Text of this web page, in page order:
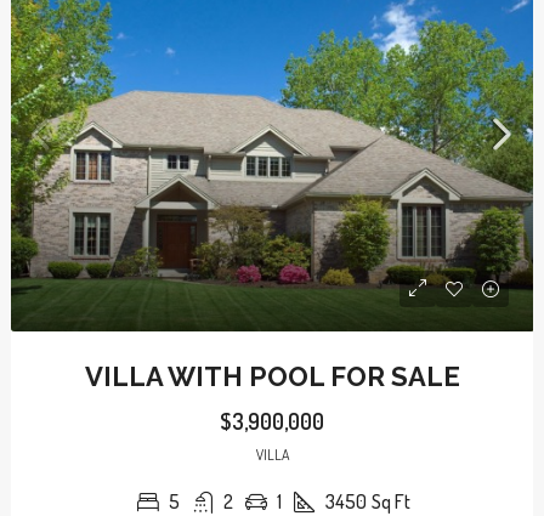
VILLA WITH POOL FOR SALE
$3,900,000
VILLA
5 2 1 3450 Sq Ft